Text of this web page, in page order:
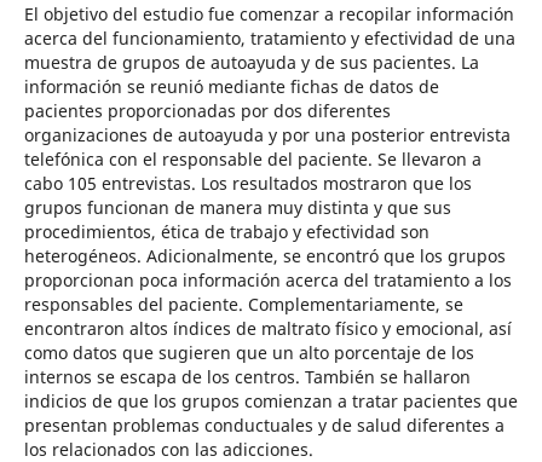
El objetivo del estudio fue comenzar a recopilar información
acerca del funcionamiento, tratamiento y efectividad de una
muestra de grupos de autoayuda y de sus pacientes. La
información se reunió mediante fichas de datos de
pacientes proporcionadas por dos diferentes
organizaciones de autoayuda y por una posterior entrevista
telefónica con el responsable del paciente. Se llevaron a
cabo 105 entrevistas. Los resultados mostraron que los
grupos funcionan de manera muy distinta y que sus
procedimientos, ética de trabajo y efectividad son
heterogéneos. Adicionalmente, se encontró que los grupos
proporcionan poca información acerca del tratamiento a los
responsables del paciente. Complementariamente, se
encontraron altos índices de maltrato físico y emocional, así
como datos que sugieren que un alto porcentaje de los
internos se escapa de los centros. También se hallaron
indicios de que los grupos comienzan a tratar pacientes que
presentan problemas conductuales y de salud diferentes a
los relacionados con las adicciones.